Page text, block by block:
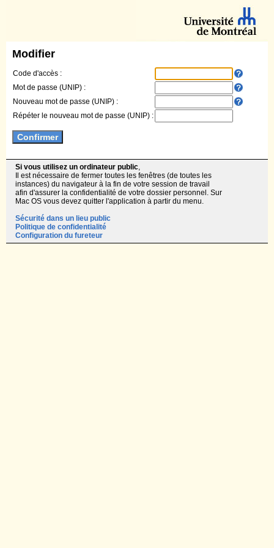
Modifier
Code d'accès :
Mot de passe (UNIP) :
Nouveau mot de passe (UNIP) :
Répéter le nouveau mot de passe (UNIP) :
Si vous utilisez un ordinateur public,
Il est nécessaire de fermer toutes les fenêtres (de toutes les
instances) du navigateur à la fin de votre session de travail
afin d'assurer la confidentialité de votre dossier personnel. Sur
Mac OS vous devez quitter l'application à partir du menu.
Sécurité dans un lieu public
Politique de confidentialité
Configuration du fureteur